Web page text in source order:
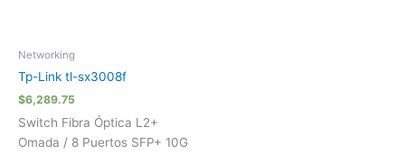
Networking
Tp-Link tl-sx3008f
$6,289.75
Switch Fibra Óptica L2+
Omada / 8 Puertos SFP+ 10G